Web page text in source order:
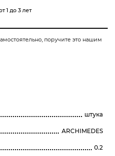
1 до 3 лет
поручите это нашим
штука
ARCHIMEDES
0.2